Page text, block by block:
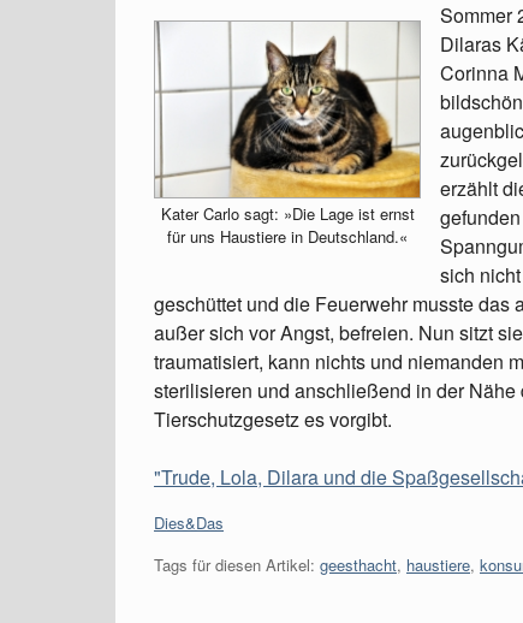
Kater Carlo sagt: »Die Lage ist ernst
für uns Haustiere in Deutschland.«
Sommer
Dilaras
Corinna
erzählt
sich
geschüttet und die Feuerwehr musste das
außer sich vor Angst, befreien. Nun sitzt
traumatisiert, kann nichts und niemanden
sterilisieren und anschließend in der
Tierschutzgesetz es vorgibt.
"Trude, Lola, Dilara und die
Kategorien:
Dies&Das
Tags für diesen Artikel: geesthacht, haustiere,